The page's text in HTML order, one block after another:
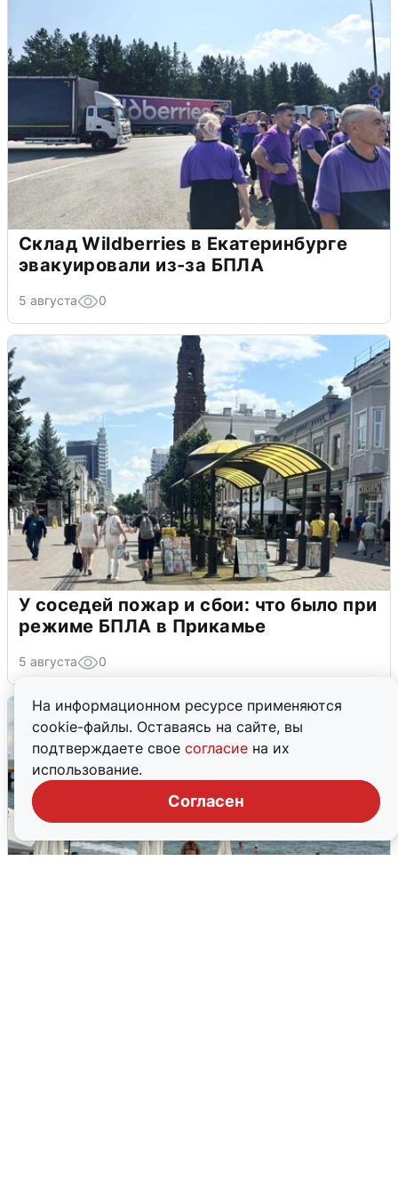
На информационном ресурсе применяются
cookie-файлы. Оставаясь на сайте, вы
подтверждаете свое согласие на их
использование.
Согласен
Склад Wildberries в Екатеринбурге
эвакуировали из-за БПЛА
5 августа 0
У соседей пожар и сбои: что было при
режиме БПЛА в Прикамье
5 августа 0